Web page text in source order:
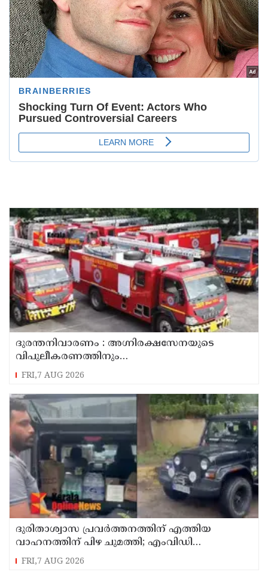
ദുരന്തനിവാരണം : അഗ്നിരക്ഷസേനയുടെ
വിപുലീകരണത്തിനും
ആധുനികവത്കരണത്തിനുമായി 64.21 കോടി
FRI,7 AUG 2026
ദുരിതാശ്വാസ പ്രവർത്തനത്തിന് എത്തിയ
വാഹനത്തിന് പിഴ ചുമത്തി; എംവിഡി
ഉദ്യോഗസ്ഥന് സസ്പെൻഷൻ
FRI,7 AUG 2026